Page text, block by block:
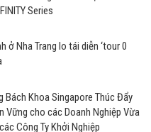
Series
ở Nha Trang lo tái diễn ‘tour 0
Bách Khoa Singapore Thúc Đẩy
Vững cho các Doanh Nghiệp Vừa
Công Ty Khởi Nghiệp